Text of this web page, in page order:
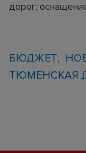
дорог,
БЮДЖЕТ
ТЮМЕНСКАЯ